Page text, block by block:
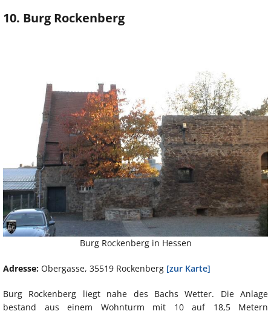
10. Burg Rockenberg
Burg Rockenberg in Hessen
Adresse: Obergasse, 35519 Rockenberg [zur Karte]
Burg Rockenberg liegt nahe des Bachs Wetter. Die Anlage
bestand aus einem Wohnturm mit 10 auf 18,5 Metern